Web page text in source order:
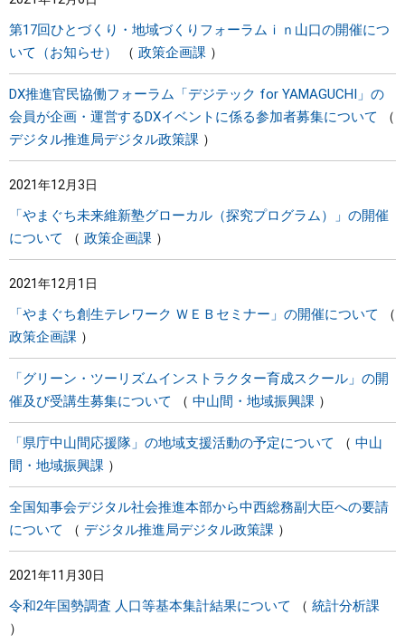
第17回ひとづくり・地域づくりフォーラムｉｎ山口の開催につ
いて（お知らせ）
政策企画課
DX推進官民協働フォーラム「デジテック for YAMAGUCHI」の
会員が企画・運営するDXイベントに係る参加者募集について
デジタル推進局デジタル政策課
2021年12月3日
「やまぐち未来維新塾グローカル（探究プログラム）」の開催
について
政策企画課
2021年12月1日
「やまぐち創生テレワーク ＷＥＢセミナー」の開催について
政策企画課
「グリーン・ツーリズムインストラクター育成スクール」の開
催及び受講生募集について
中山間・地域振興課
「県庁中山間応援隊」の地域支援活動の予定について
中山
間・地域振興課
全国知事会デジタル社会推進本部から中西総務副大臣への要請
について
デジタル推進局デジタル政策課
2021年11月30日
令和2年国勢調査 人口等基本集計結果について 統計分析課